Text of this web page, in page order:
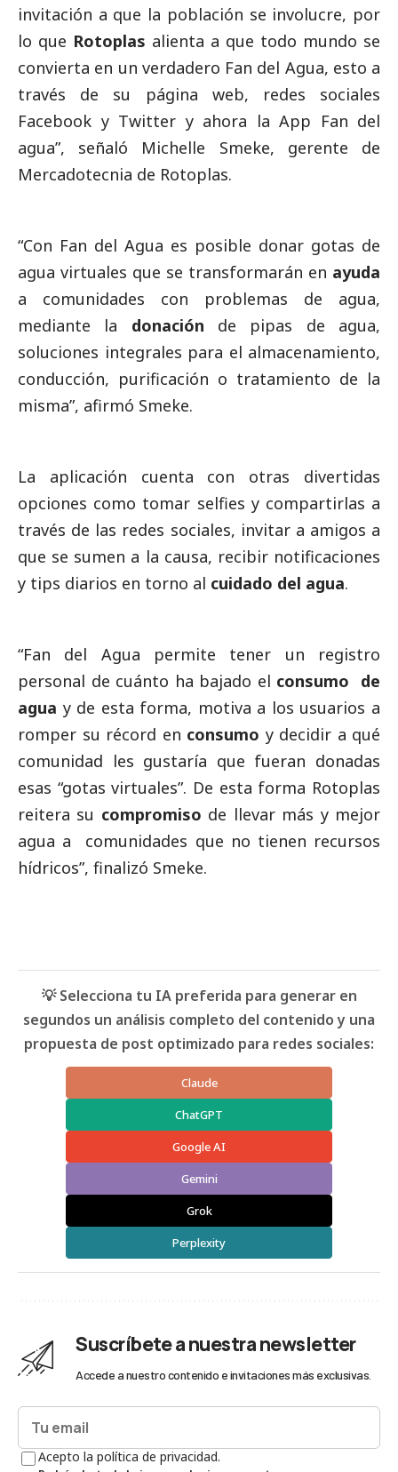
invitación a que la población se involucre, por
lo que Rotoplas alienta a que todo mundo se
convierta en un verdadero Fan del Agua, esto a
través de su
página web, redes sociales
Facebook y Twitter y ahora la App Fan del
agua”, señaló Michelle Smeke, gerente de
Mercadotecnia de Rotoplas.
“Con Fan del Agua es posible donar gotas de
agua virtuales que se transformarán en ayuda
a comunidades con problemas de agua,
mediante la donación de pipas de agua,
soluciones integrales para el almacenamiento,
conducción, purificación o tratamiento de la
misma”, afirmó Smeke.
La aplicación cuenta con otras divertidas
opciones como tomar selfies y compartirlas a
través de las redes sociales, invitar a amigos a
que se sumen a la causa, recibir notificaciones
y tips diarios en torno al cuidado del agua.
“Fan del Agua permite tener un registro
personal de cuánto ha bajado el consumo de
agua y de esta forma, motiva a los usuarios a
romper su récord en consumo y decidir a qué
comunidad les gustaría que fueran donadas
esas “gotas virtuales”. De esta forma Rotoplas
reitera su compromiso de llevar más y mejor
agua a comunidades que no tienen recursos
hídricos”, finalizó Smeke.
💡 Selecciona tu IA preferida para generar en
segundos un análisis completo del contenido y una
propuesta de post optimizado para redes sociales:
Claude
ChatGPT
Google AI
Gemini
Grok
Perplexity
Suscríbete a nuestra newsletter
Accede a nuestro contenido e invitaciones más exclusivas.
Acepto la política de privacidad.